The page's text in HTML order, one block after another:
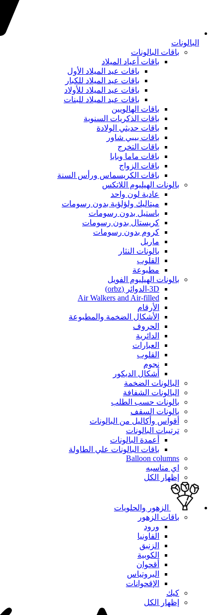
البالونات
باقات البالونات
باقات أعياد الميلاد
باقات عيد الميلاد الأول
باقات عيد الميلاد للكبار
باقات عيد الميلاد للأولاد
باقات عيد الميلاد للبنات
باقات الهالويين
باقات الذكريات السنوية
باقات حديثي الولادة
باقات بيبي شاور
باقات التخرج
باقات ماما وبابا
باقات الزواج
باقات الكريسماس ورأس السنة
بالونات الهيليوم اللاتكس
عادية لون واحد
ميتاليك ولؤلؤية بدون رسومات
باستيل بدون رسومات
كريستال بدون رسومات
كروم بدون رسومات
ماربل
بالونات النثار
القلوب
مطبوعة
بالونات الهيليوم الفويل
3D-الدوائر (orbz)
Air Walkers and Air-filled
الأرقام
الأشكال الضخمة والمطبوعة
الحروف
الدائرية
العبارات
القلوب
نجوم
أشكال الديكور
البالونات الضخمة
البالونات الشفافة
بالونات حسب الطلب
بالونات السقف
أقواس وأكاليل من البالونات
ترتيبات البالونات
أعمدة البالونات
باقات البالونات علي الطاولة
Balloon columns
اي مناسبه
إظهار الكل
الزهور والحلويات
باقات الزهور
ورود
الفاونيا
الزنبق
الكوبية
أقحوان
البروتياس
الإقحوانات
كيك
إظهار الكل